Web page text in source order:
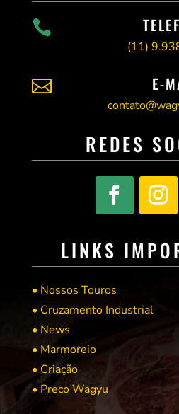

(11)
 E-
REDES
LINKS
• Nossos Touros
• Cruzamento Industrial
• News
• Marmoreio
• Criação
• Preco Wagyu